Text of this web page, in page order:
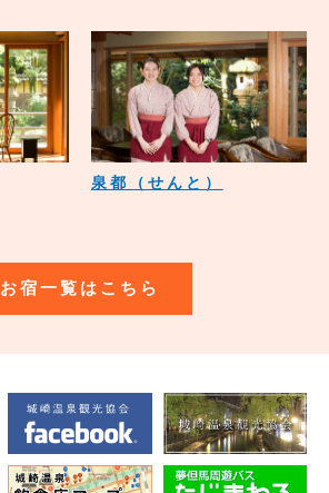
泉都（せんと）
お宿一覧はこちら